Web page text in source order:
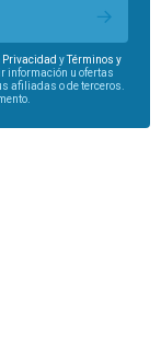
Privacidad y
Términos y
información u ofertas
afiliadas o de terceros.